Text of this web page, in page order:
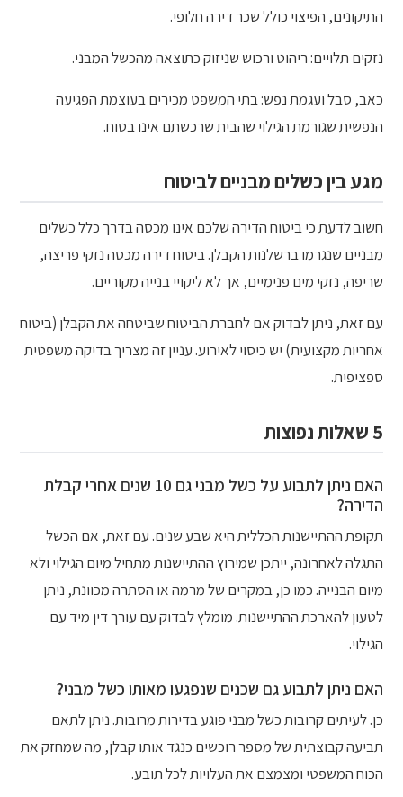
התיקונים, הפיצוי כולל שכר דירה חלופי.
נזקים תלויים: ריהוט ורכוש שניזוק כתוצאה מהכשל המבני.
כאב, סבל ועגמת נפש: בתי המשפט מכירים בעוצמת הפגיעה
הנפשית שגורמת הגילוי שהבית שרכשתם אינו בטוח.
מגע בין כשלים מבניים לביטוח
חשוב לדעת כי ביטוח הדירה שלכם אינו מכסה בדרך כלל כשלים
מבניים שנגרמו ברשלנות הקבלן. ביטוח דירה מכסה נזקי פריצה,
שריפה, נזקי מים פנימיים, אך לא ליקויי בנייה מקוריים.
עם זאת, ניתן לבדוק אם לחברת הביטוח שביטחה את הקבלן (ביטוח
אחריות מקצועית) יש כיסוי לאירוע. עניין זה מצריך בדיקה משפטית
ספציפית.
האם ניתן לתבוע על כשל מבני גם 10 שנים אחרי קבלת
הדירה?
תקופת ההתיישנות הכללית היא שבע שנים. עם זאת, אם הכשל
התגלה לאחרונה, ייתכן שמירוץ ההתיישנות מתחיל מיום הגילוי ולא
מיום הבנייה. כמו כן, במקרים של מרמה או הסתרה מכוונת, ניתן
לטעון להארכת ההתיישנות. מומלץ לבדוק עם עורך דין מיד עם
הגילוי.
האם ניתן לתבוע גם שכנים שנפגעו מאותו כשל מבני?
כן. לעיתים קרובות כשל מבני פוגע בדירות מרובות. ניתן לתאם
תביעה קבוצתית של מספר רוכשים כנגד אותו קבלן, מה שמחזק את
הכוח המשפטי ומצמצם את העלויות לכל תובע.